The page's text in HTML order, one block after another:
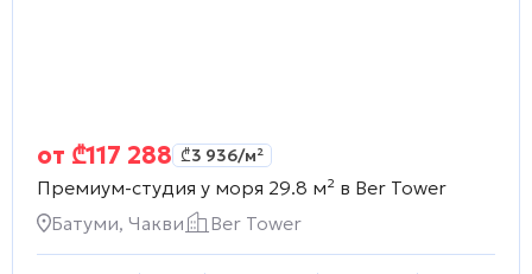
от ₾117 288 ₾3 936/м²
Премиум-студия у моря 29.8 м² в Ber Tower
Батуми, Чакви
Ber Tower